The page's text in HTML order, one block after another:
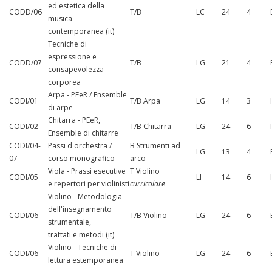
CODD/06
ed estetica della
musica
contemporanea (it)
T/B LC 24 4
CODD/07
Tecniche di
espressione e
consapevolezza
corporea
T/B LG 21 4
CODI/01
Arpa - PEeR / Ensemble
di arpe
T/B Arpa LG 14 3
CODI/02
Chitarra - PEeR,
Ensemble di chitarre
T/B Chitarra LG 24 6
CODI/04-
07
Passi d'orchestra /
corso monografico
B Strumenti ad
arco
LG 13 4
CODI/05
Viola - Prassi esecutive
e repertori per violinisti
T Violino
curricolare
LI 14 6
CODI/06
Violino - Metodologia
dell'insegnamento
strumentale,
trattati e metodi (it)
T/B Violino LG 24 6
CODI/06
Violino - Tecniche di
lettura estemporanea
T Violino LG 24 6